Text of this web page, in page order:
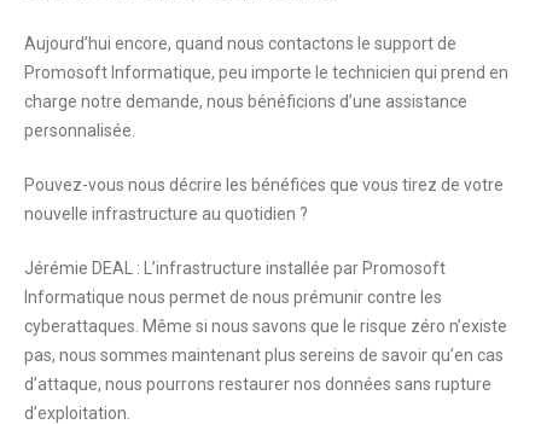
Aujourd’hui encore, quand nous contactons le support de
Promosoft Informatique, peu importe le technicien qui prend en
charge notre demande, nous bénéficions d’une assistance
personnalisée.
Pouvez-vous nous décrire les bénéfices que vous tirez de votre
nouvelle infrastructure au quotidien ?
Jérémie DEAL : L’infrastructure installée par Promosoft
Informatique nous permet de nous prémunir contre les
cyberattaques. Même si nous savons que le risque zéro n’existe
pas, nous sommes maintenant plus sereins de savoir qu’en cas
d’attaque, nous pourrons restaurer nos données sans rupture
d’exploitation.